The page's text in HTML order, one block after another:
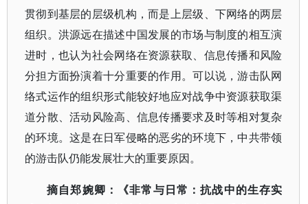
贯彻到基层的层级机构，而是上层级、下网络的两层
组织。洪源远在描述中国发展的市场与制度的相互演
进时，也认为社会网络在资源获取、信息传播和风险
分担方面扮演着十分重要的作用。可以说，游击队网
络式运作的组织形式能较好地应对战争中资源获取渠
道分散、活动风险高、信息传播要求及时等相对复杂
的环境。这是在日军侵略的恶劣的环境下，中共带领
的游击队仍能发展壮大的重要原因。
摘自郑婉卿：《非常与日常：抗战中的生存实